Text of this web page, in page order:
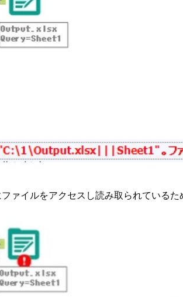
ァイルをアクセスし読み取られているた